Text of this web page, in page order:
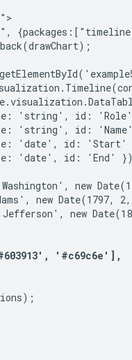
'string', id:
'string', id:
'date', id: 'Start'
'date', id: 'End'
new
new Date(1797,
new
'#c69c6e'],